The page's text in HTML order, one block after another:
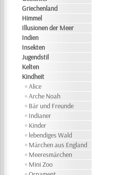
Griechenland
Himmel
Illusionen der Meer
Indien
Insekten
Jugendstil
Kelten
Kindheit
Alice
Arche Noah
Bär und Freunde
Indianer
Kinder
lebendiges Wald
Märchen aus England
Meeresmärchen
Mini Zoo